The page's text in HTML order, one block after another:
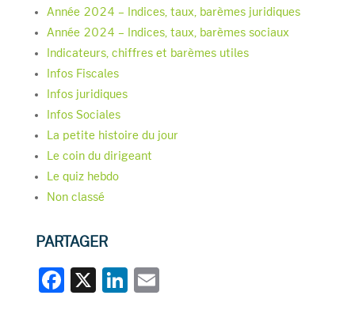
Année 2024 – Indices, taux, barèmes juridiques
Année 2024 – Indices, taux, barèmes sociaux
Indicateurs, chiffres et barèmes utiles
Infos Fiscales
Infos juridiques
Infos Sociales
La petite histoire du jour
Le coin du dirigeant
Le quiz hebdo
Non classé
PARTAGER
F X Li E